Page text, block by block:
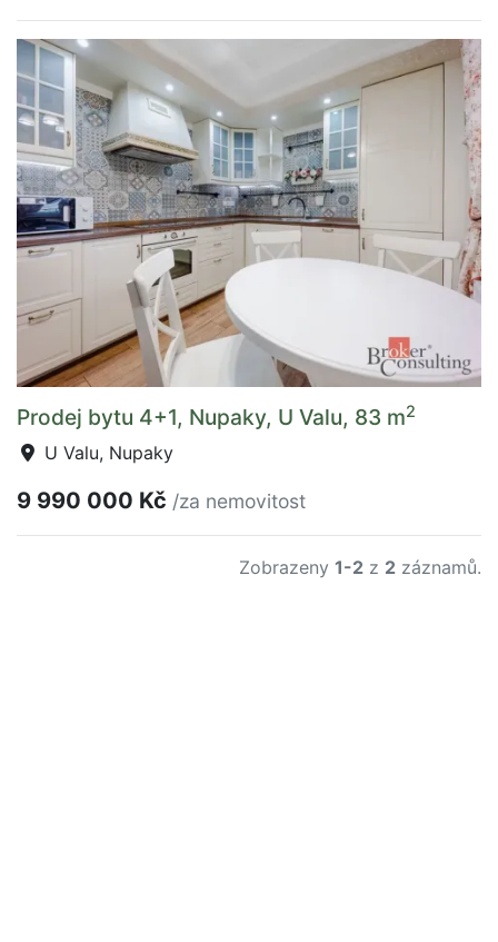
Prodej bytu 4+1, Nupaky, U Valu, 83 m2
U Valu, Nupaky
9 990 000 Kč /za nemovitost
Zobrazeny 1-2 z 2 záznamů.